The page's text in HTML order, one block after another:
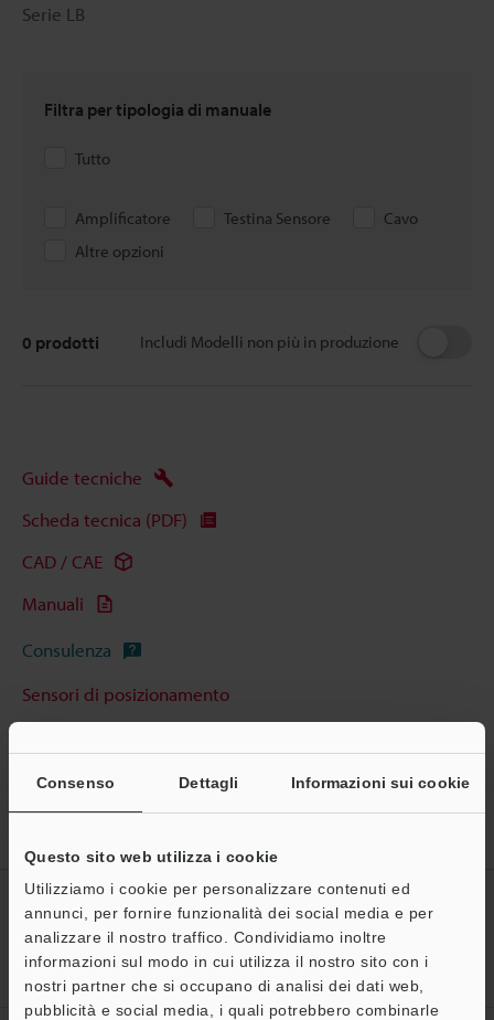
Consenso Dettagli Informazioni sui cookie
Questo sito web utilizza i cookie
Utilizziamo i cookie per personalizzare contenuti ed
annunci, per fornire funzionalità dei social media e per
analizzare il nostro traffico. Condividiamo inoltre
informazioni sul modo in cui utilizza il nostro sito con i
nostri partner che si occupano di analisi dei dati web,
pubblicità e social media, i quali potrebbero combinarle
Serie LB
Filtra per tipologia di manuale
Tutto
Amplificatore Testina Sensore
Cavo
Altre opzioni
Includi Modelli non più in produzione
0 prodotti
Guide tecniche
Scheda tecnica (PDF)
CAD / CAE
Manuali
Consulenza
Sensori di posizionamento
Home Prodotti Sensori
Sensori di posizionamento
CREA IL TUO ACCOUNT
KEYENCE
Registrati ora!
Assistenza